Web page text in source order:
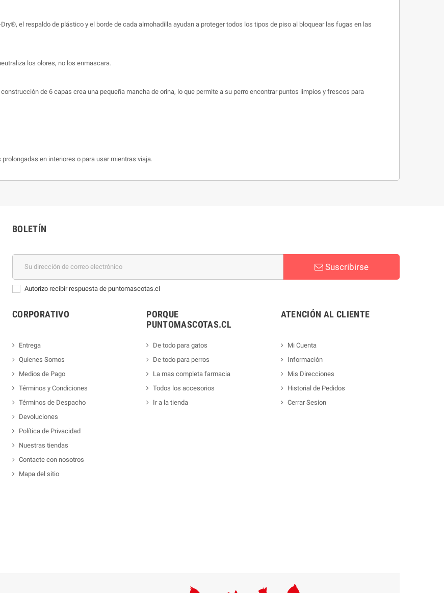
Dry®, el respaldo de plástico y el borde de cada almohadilla ayudan a proteger todos los tipos de piso al bloquear las fugas en las
los olores, no los enmascara.
construcción de 6 capas crea una pequeña mancha de orina, lo que permite a su perro encontrar puntos limpios y frescos para
en interiores o para usar mientras viaja.
BOLETÍN
Suscribirse
Autorizo recibir respuesta de puntomascotas.cl
CORPORATIVO
Entrega
Quienes Somos
Medios de Pago
Términos y Condiciones
Términos de Despacho
Devoluciones
Política de Privacidad
Nuestras tiendas
Contacte con nosotros
Mapa del sitio
PORQUE
PUNTOMASCOTAS.CL
De todo para gatos
De todo para perros
La mas completa farmacia
Todos los accesorios
Ir a la tienda
ATENCIÓN AL CLIENTE
Mi Cuenta
Información
Mis Direcciones
Historial de Pedidos
Cerrar Sesion